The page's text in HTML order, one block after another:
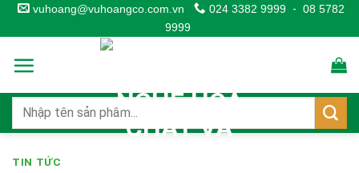
Skip
to
content
vuhoang@vuhoangco.com.vn 024 3382 9999 - 08 5782
9999
TIN TỨC